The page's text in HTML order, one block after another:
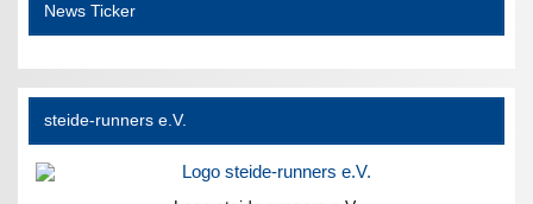
News Ticker
steide-runners e.V.